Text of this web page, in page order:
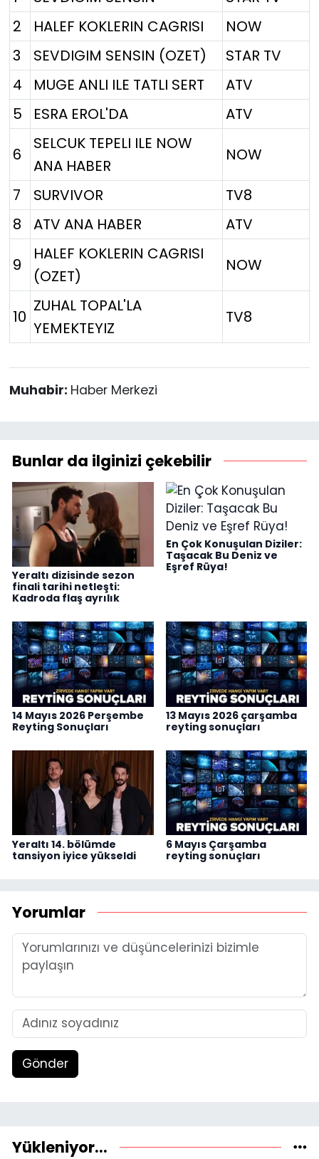
2
HALEF KOKLERIN CAGRISI
NOW
3
SEVDIGIM SENSIN (OZET)
STAR TV
4
MUGE ANLI ILE TATLI SERT
ATV
5
ESRA EROL'DA ATV
6
SELCUK TEPELI ILE NOW
ANA HABER
NOW
7 SURVIVOR
TV8
8
ATV ANA HABER ATV
9
HALEF KOKLERIN CAGRISI
(OZET)
NOW
10
ZUHAL TOPAL'LA
YEMEKTEYIZ
TV8
Muhabir: Haber Merkezi
Bunlar da ilginizi çekebilir
Yeraltı dizisinde sezon
finali tarihi netleşti:
Kadroda flaş ayrılık
En Çok Konuşulan Diziler:
Taşacak Bu Deniz ve
Eşref Rüya!
14 Mayıs 2026 Perşembe
Reyting Sonuçları
13 Mayıs 2026 çarşamba
reyting sonuçları
Yeraltı 14. bölümde
tansiyon iyice yükseldi
6 Mayıs Çarşamba
reyting sonuçları
Yorumlar
Gönder
Yükleniyor...